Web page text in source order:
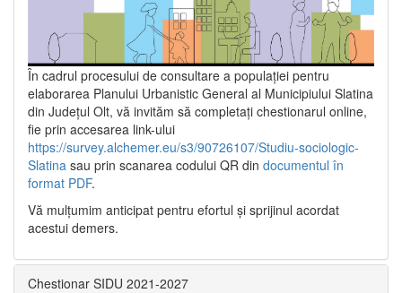
În cadrul procesului de consultare a populaţiei pentru
elaborarea Planului Urbanistic General al Municipiului Slatina
din Județul Olt, vă invităm să completați chestionarul online,
fie prin accesarea link-ului
https://survey.alchemer.eu/s3/90726107/Studiu-sociologic-
Slatina sau prin scanarea codului QR din documentul în
format PDF.
Vă mulţumim anticipat pentru efortul şi sprijinul acordat
acestui demers.
Chestionar SIDU 2021-2027